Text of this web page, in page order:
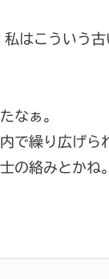
はこういう
なぁ。
で繰り広げら
の絡みとかね。